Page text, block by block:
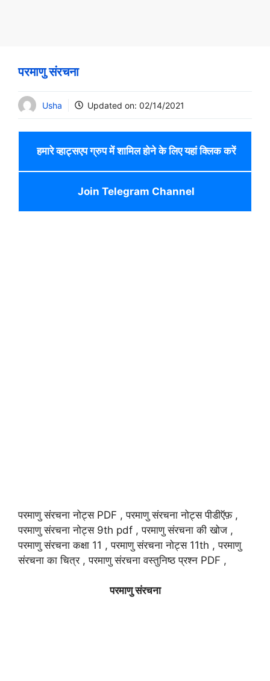
परमाणु संरचना
Usha Updated on: 02/14/2021
हमारे व्हाट्सएप ग्रुप में शामिल होने के लिए यहां क्लिक करें
Join Telegram Channel
परमाणु संरचना नोट्स PDF , परमाणु संरचना नोट्स पीडीऍफ़ ,
परमाणु संरचना नोट्स 9th pdf , परमाणु संरचना की खोज ,
परमाणु संरचना कक्षा 11 , परमाणु संरचना नोट्स 11th , परमाणु
संरचना का चित्र , परमाणु संरचना वस्तुनिष्ठ प्रश्न PDF ,
परमाणु संरचना